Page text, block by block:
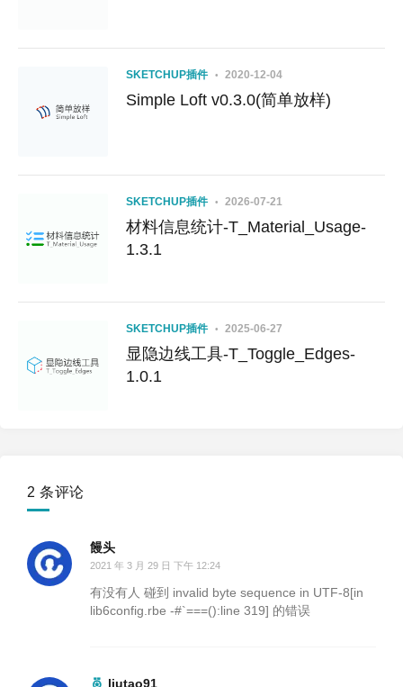
SKETCHUP插件 2020-12-04
Simple Loft v0.3.0(简单放样)
SKETCHUP插件 2026-07-21
材料信息统计-T_Material_Usage-
1.3.1
SKETCHUP插件 2025-06-27
显隐边线工具-T_Toggle_Edges-
1.0.1
2 条评论
饅头
2021 年 3 月 29 日 下午 12:24
有没有人 碰到 invalid byte sequence in UTF-8[in
lib6config.rbe -#`===():line 319] 的错误
liutao91